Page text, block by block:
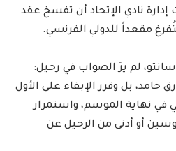
نادي الإتحاد أن تفسخ عقد
مقعداً للدولي الفرنسي.
سانتو، لم يرَ الصواب في رحيل:
حامد، بل وقرر الإبقاء على الأول
في نهاية الموسم، واستمرار
أو أدنى من الرحيل عن